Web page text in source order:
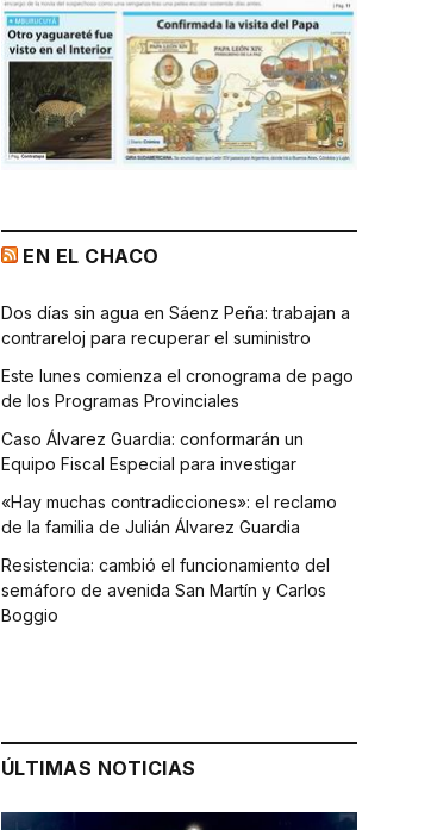
EN EL CHACO
Dos días sin agua en Sáenz Peña: trabajan a
contrareloj para recuperar el suministro
Este lunes comienza el cronograma de pago
de los Programas Provinciales
Caso Álvarez Guardia: conformarán un
Equipo Fiscal Especial para investigar
«Hay muchas contradicciones»: el reclamo
de la familia de Julián Álvarez Guardia
Resistencia: cambió el funcionamiento del
semáforo de avenida San Martín y Carlos
Boggio
ÚLTIMAS NOTICIAS